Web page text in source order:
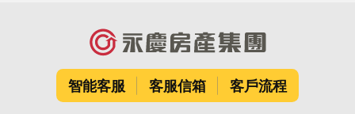
智能客服 客服信箱 客戶流程